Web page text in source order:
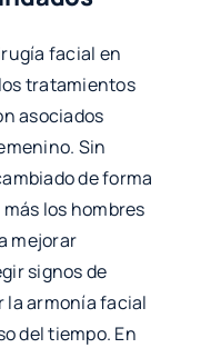
facial en
tratamientos
asociados
Sin
de forma
los hombres
mejorar
signos de
la armonía facial
del tiempo. En